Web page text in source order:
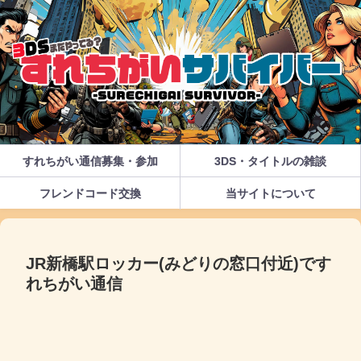
すれちがい通信募集・参加 3DS・タイトルの雑談
フレンドコード交換 当サイトについて
JR新橋駅ロッカー(みどりの窓口付近)です
れちがい通信